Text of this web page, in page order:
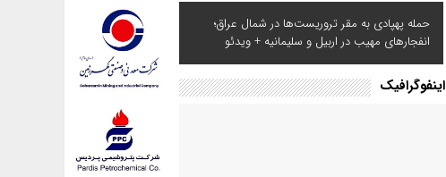
حمله پهپادی به مقر تروریست‌ها در شمال عراق؛
انفجارهای مهیب در اربیل و سلیمانیه + ویدئو
اینفوگرافیک